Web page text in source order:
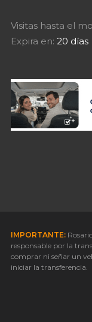
Visitas hasta el
Expira en: 20 días
IMPORTANTE:
responsable por la
comprar ni señar un
iniciar la transferencia.